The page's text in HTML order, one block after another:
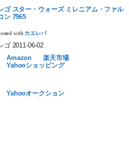
ゴ スター・ウォーズ ミレニアム・ファル
ン 7965
with カエレバ
ゴ 2011-06-02
Amazon
楽天市場
Yahooショッピング
Yahooオークション